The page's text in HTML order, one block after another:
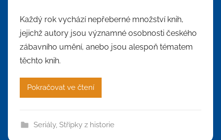
Každý rok vychází nepřeberné množství knih,
jejichž autory jsou významné osobnosti českého
zábavního umění, anebo jsou alespoň tématem
těchto knih.
Pokračovat ve čtení
Seriály, Střípky z historie